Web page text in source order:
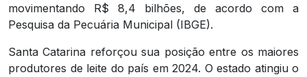
movimentando R$ 8,4 bilhões, de acordo com a
Pesquisa da Pecuária Municipal (IBGE).
Santa Catarina reforçou sua posição entre os maiores
produtores de leite do país em 2024. O estado atingiu o